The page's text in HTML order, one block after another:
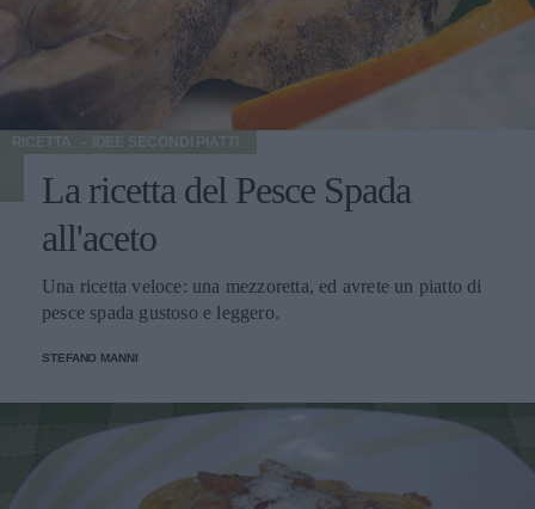
RICETTA IDEE SECONDI PIATTI
La ricetta del Pesce Spada
all'aceto
Una ricetta veloce: una mezzoretta, ed avrete un piatto di
pesce spada gustoso e leggero.
STEFANO MANNI